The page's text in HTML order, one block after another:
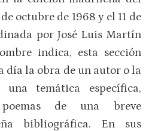
octubre de 1968 y el 11 de
por José Luis Martín
indica, esta sección
día la obra de un autor o la
una temática específica,
de una breve
bibliográfica. En sus